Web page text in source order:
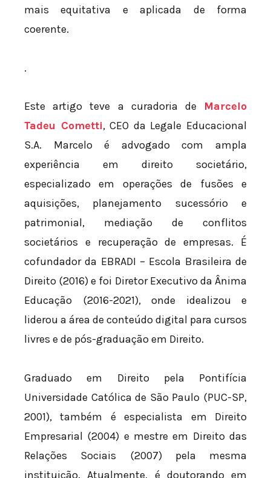
mais equitativa e aplicada de forma
coerente.
.
Este artigo teve a curadoria de Marcelo
Tadeu Cometti, CEO da Legale Educacional
S.A. Marcelo é advogado com ampla
experiência em direito societário,
especializado em operações de fusões e
aquisições, planejamento sucessório e
patrimonial, mediação de conflitos
societários e recuperação de empresas. É
cofundador da EBRADI – Escola Brasileira de
Direito (2016) e foi Diretor Executivo da Ânima
Educação (2016-2021), onde idealizou e
liderou a área de conteúdo digital para cursos
livres e de pós-graduação em Direito.
Graduado em Direito pela Pontifícia
Universidade Católica de São Paulo (PUC-SP,
2001), também é especialista em Direito
Empresarial (2004) e mestre em Direito das
Relações Sociais (2007) pela mesma
instituição. Atualmente, é doutorando em